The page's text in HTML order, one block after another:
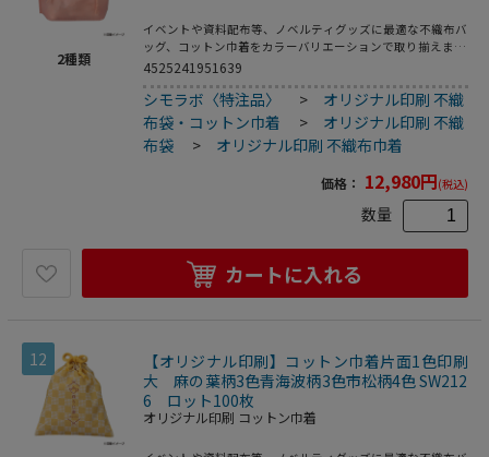
2種類
イベントや資料配布等、ノベルティグッズに最適な不織布バ
ッグ、コットン巾着をカラーバリエーションで取り揃えまし
た。片面シルク1色印刷、印刷領域は別途テンプレートでご
4525241951639
シモラボ〈特注品〉 > オリジナル印刷 不織
布袋・コットン巾着
> オリジナル印刷 不織
布袋
> オリジナル印刷 不織布巾着
価格： 12,980円(税込)
数量
カートに入れる
12
【オリジナル印刷】コットン巾着片面1色印刷
大 麻の葉柄3色青海波柄3色市松柄4色 SW212
6 ロット100枚
オリジナル印刷 コットン巾着